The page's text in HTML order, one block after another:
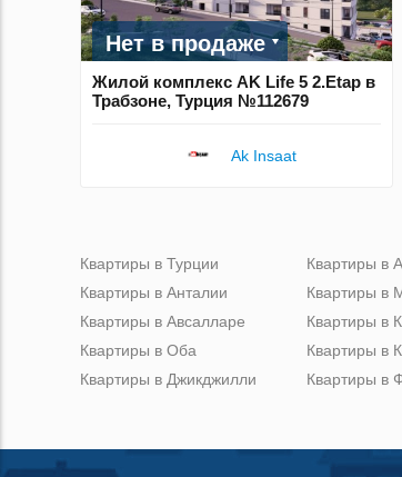
Нет в продаже
Жилой комплекс AK Life 5 2.Etap в
Трабзоне, Турция №112679
Ak Insaat
Квартиры в Турции
Квартиры в Анталии
Квартиры в Авсалларе
Квартиры в Оба
Квартиры в Джикджилли
Квартиры в
Квартиры в
Квартиры в
Квартиры в
Квартиры в